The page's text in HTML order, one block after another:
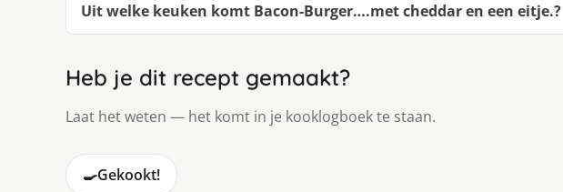
Uit welke keuken komt Bacon-Burger….met cheddar en een eitje.?
Heb je dit recept gemaakt?
Laat het weten — het komt in je kooklogboek te staan.
🍳Gekookt!